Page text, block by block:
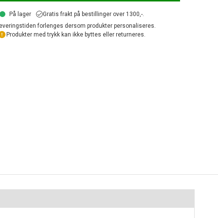
På lager
Gratis frakt på bestillinger over 1300,-.
forlenges dersom produkter personaliseres.
Produkter med trykk kan ikke byttes eller returneres.